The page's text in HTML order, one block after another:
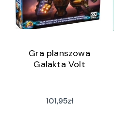
Gra planszowa
Galakta Volt
101,95zł